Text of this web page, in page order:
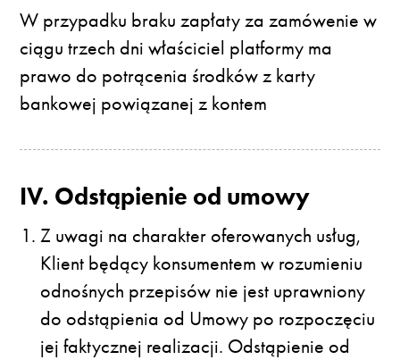
W przypadku braku zapłaty za zamówenie w
ciągu trzech dni właściciel platformy ma
prawo do potrącenia środków z karty
bankowej powiązanej z kontem
IV. Odstąpienie od umowy
Z uwagi na charakter oferowanych usług,
Klient będący konsumentem w rozumieniu
odnośnych przepisów nie jest uprawniony
do odstąpienia od Umowy po rozpoczęciu
jej faktycznej realizacji. Odstąpienie od